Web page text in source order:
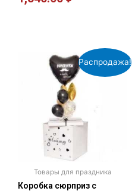
Распродажа!
Товары для праздника
Коробка сюрприз с